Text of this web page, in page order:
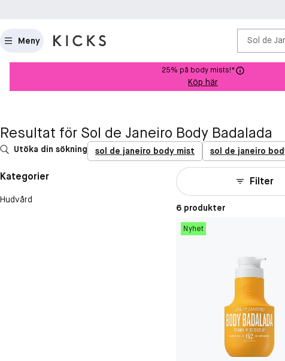
Meny Sol de
25% på body mists!*
Köp här
Resultat för Sol de Janeiro Body Badalada
Utöka din sökning sol de janeiro body mist sol de janeiro
Kategorier
Hudvård
Filter
6 produkter
Nyhet